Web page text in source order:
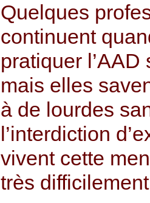
Quelques
continuent
pratiquer
mais elles
à de lourdes
l’interdiction
vivent cette
très